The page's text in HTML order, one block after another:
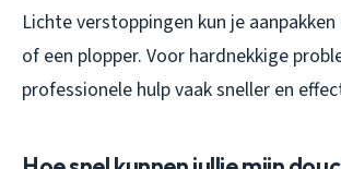
Lichte verstoppingen kun je
of een plopper. Voor hardnekkige
professionele hulp vaak sneller en